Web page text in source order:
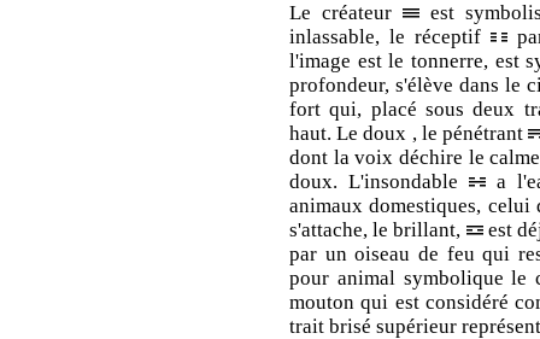
Le créateur
est
inlassable, le réceptif
l'image est le tonnerre, est
profondeur, s'élève dans le
fort qui, placé sous deux
haut. Le doux , le pénétrant
dont la voix déchire le
doux. L'insondable
a
animaux domestiques,
s'attache, le brillant,
est
par un oiseau de feu qui
pour animal symbolique
mouton qui est considéré
trait brisé supérieur